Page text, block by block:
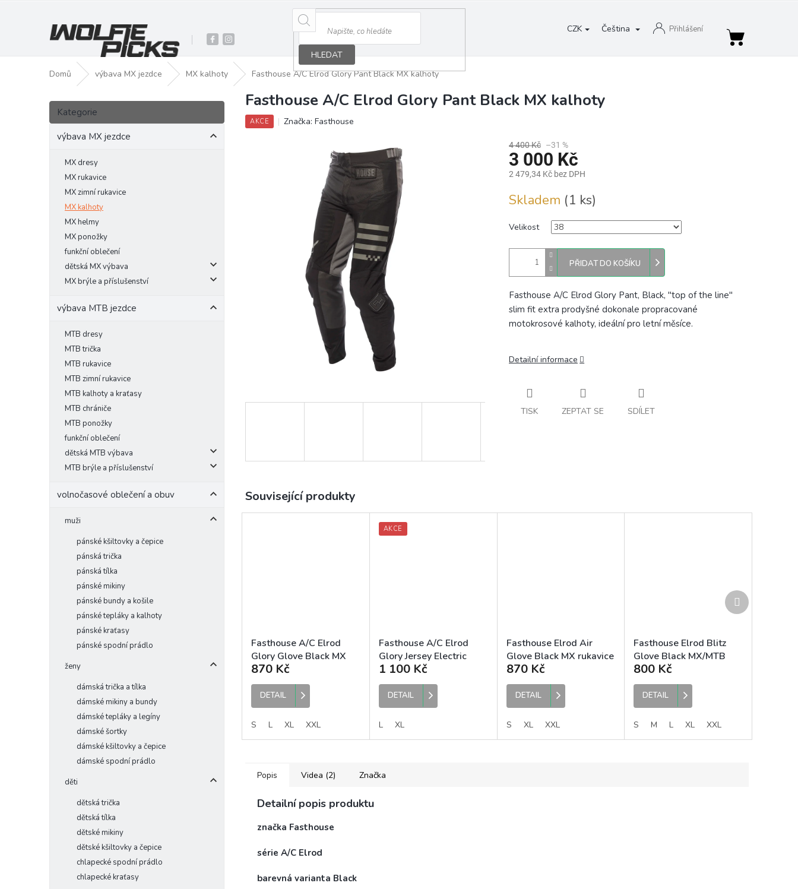
CZK Čeština Přihlášení
HLEDAT
Nákupní
Domů výbava MX jezdce MX kalhoty Fasthouse A/C Elrod Glory Pant Black MX kalhoty
P
s
Přeskočit
kategorie
Kategorie
výbava MX jezdce
MX dresy
MX rukavice
MX zimní rukavice
MX kalhoty
MX helmy
MX ponožky
funkční oblečení
dětská MX výbava
MX brýle a příslušenství
výbava MTB jezdce
MTB dresy
MTB trička
MTB rukavice
MTB zimní rukavice
MTB kalhoty a kraťasy
MTB chrániče
MTB ponožky
funkční oblečení
dětská MTB výbava
MTB brýle a příslušenství
volnočasové oblečení a obuv
muži
pánské kšiltovky a čepice
pánská trička
pánská tílka
pánské mikiny
pánské bundy a košile
pánské tepláky a kalhoty
pánské kraťasy
pánské spodní prádlo
ženy
dámská trička a tílka
dámské mikiny a bundy
dámské tepláky a legíny
dámské šortky
dámské kšiltovky a čepice
dámské spodní prádlo
děti
dětská trička
dětská tílka
dětské mikiny
dětské kšiltovky a čepice
chlapecké spodní prádlo
chlapecké kraťasy
Fasthouse A/C Elrod Glory Pant Black MX kalhoty
AKCE Značka: Fasthouse
4 400 Kč –31 %
3 000 Kč
2 479,34 Kč bez DPH
cena:
Skladem (1 ks)
Velikost
PŘIDAT DO KOŠÍKU
Fasthouse A/C Elrod Glory Pant, Black, "top of the line"
slim fit extra prodyšné dokonale propracované
motokrosové kalhoty, ideální pro letní měsíce.
Detailní informace
TISK ZEPTAT SE SDÍLET
Související produkty
Fasthouse A/C Elrod
Glory Glove Black MX
rukavice
870 Kč
DETAIL
S L XL XXL
AKCE
Fasthouse A/C Elrod
Glory Jersey Electric
Blue MX dres
1 100 Kč
DETAIL
L XL
Fasthouse Elrod Air
Glove Black MX rukavice
870 Kč
DETAIL
S XL XXL
Fasthouse Elrod Blitz
Glove Black MX/MTB
rukavice
800 Kč
DETAIL
S M L XL XXL
Další
produkt
Popis Videa (2) Značka
Detailní popis produktu
značka Fasthouse
série A/C Elrod
barevná varianta Black